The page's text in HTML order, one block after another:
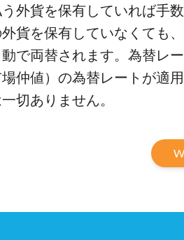
外貨を保有していれば手
貨を保有していなくても
で両替されます。為替レ
仲値）の為替レートが適
切ありません。